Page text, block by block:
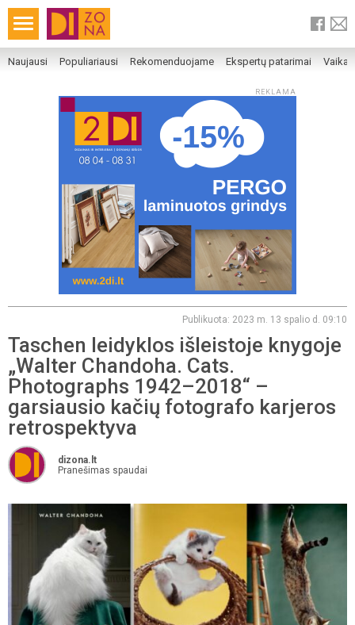
Naujausi Populiariausi Rekomenduojame Ekspertų patarimai
REKLAMA
Publikuota: 2023 m. 13 spalio d. 09:10
Taschen leidyklos išleistoje knygoje
„Walter Chandoha. Cats.
Photographs 1942–2018“ –
garsiausio kačių fotografo karjeros
retrospektyva
dizona.lt
Pranešimas spaudai